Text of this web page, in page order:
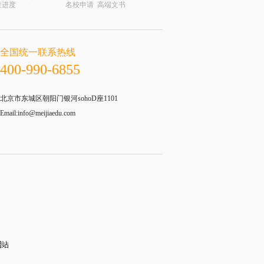
度 名校申请 高端文书
全国统一联系热线
400-990-6855
北京市东城区朝阳门银河sohoD座1101
Email:info@meijiaedu.com